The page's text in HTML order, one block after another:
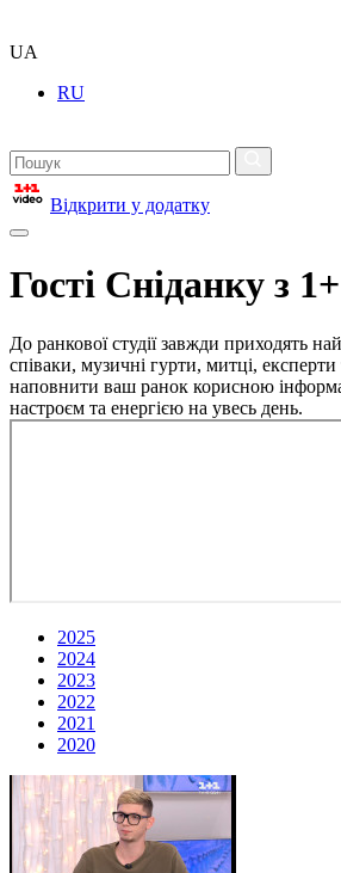
UA
RU
Відкрити у додатку
Гості Сніданку з
До ранкової студії завжди приходять
співаки, музичні гурти, митці,
наповнити ваш ранок корисною
настроєм та енергією на увесь день.
2025
2024
2023
2022
2021
2020